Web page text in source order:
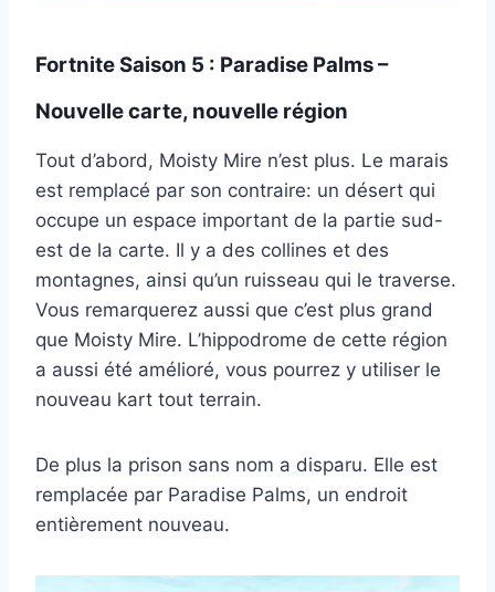
Fortnite Saison 5 : Paradise Palms –
Nouvelle carte, nouvelle région
Tout d’abord, Moisty Mire n’est plus. Le marais
est remplacé par son contraire: un désert qui
occupe un espace important de la partie sud-
est de la carte. Il y a des collines et des
montagnes, ainsi qu’un ruisseau qui le traverse.
Vous remarquerez aussi que c’est plus grand
que Moisty Mire. L’hippodrome de cette région
a aussi été amélioré, vous pourrez y utiliser le
nouveau kart tout terrain.
De plus la prison sans nom a disparu. Elle est
remplacée par Paradise Palms, un endroit
entièrement nouveau.